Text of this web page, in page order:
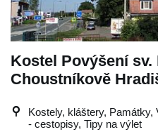
Kostel Povýšení sv.
Choustníkově
Kostely, kláštery,
- cestopisy, Tipy na výlet